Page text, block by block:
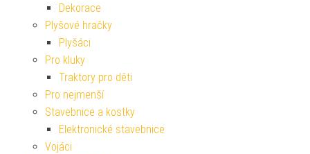
Dekorace
Plyšové hračky
Plyšáci
Pro kluky
Traktory pro děti
Pro nejmenší
Stavebnice a kostky
Elektronické stavebnice
Vojáci